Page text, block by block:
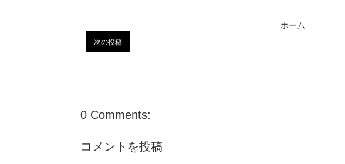
次の投稿
ホーム
0 Comments:
コメントを投稿